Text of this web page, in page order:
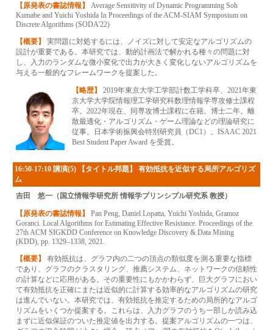
【原発表の書誌情報】
Average Sensitivity of Dynamic Programming Soh
Kumabe and Yuichi Yoshida In Proceedings of the ACM-SIAM Symposium on
Discrete Algorithms (SODA'22)
【概要】
実問題に対処するには、ノイズに対して安定なアルゴリズムの
設計が重要である。本研究では、動的計画法で解かれる種々の問題に対
し、入力のランダムな微小変化で出力が大きく変化しないアルゴリズムを
与える一般的なフレームワークを提案した。
【略歴】
2019年東京大学工学部計数工学科卒、2021年東
京大学大学院情報理工学研究科数理情報学専攻修士課程
卒。2022年現在、同専攻博士課程に在籍。博士二年。離
散最適化・アルゴリズム・ゲーム理論などの理論研究に
従事。日本学術振興会特別研究員（DC1）。ISAAC 2021
Best Student Paper Award を受賞。
16:50-17:10 講演(5) 【タイトル邦題】 有効抵抗を近似する局所アルゴリズ
ム
吉田 悠一（国立情報学研究所 情報学プリンシプル研究系 教授）
【原発表の書誌情報】
Pan Peng, Daniel Lopatta, Yuichi Yoshida, Gramoz
Goranci. Local Algorithms for Estimating Effective Resistance. Proceedings of the
27th ACM SIGKDD Conference on Knowledge Discovery & Data Mining
(KDD), pp. 1329–1338, 2021.
【概要】
有効抵抗は、グラフ内の二つの頂点の類似度を測る重要な指標
であり、グラフのクラスタリング、推薦システム、ネットワークの信頼性
の計算などに応用がある。その重要性にもかかわらず、巨大グラフにおい
て有効抵抗を正確にまたは近似的に計算する効率的なアルゴリズムの研究
は進んでいない。本研究では、有効抵抗を推定するための局所的なアルゴ
リズムをいくつか提案する。これらは、入力グラフのうち一部しか読み込
まずに近似保証のついた推定値を出力する。提案アルゴリズムの一つは、